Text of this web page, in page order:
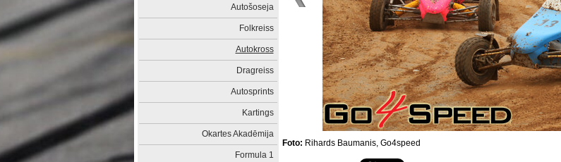
Autošoseja
Folkreiss
Autokross
Dragreiss
Autosprints
Kartings
Okartes Akadēmija
Formula 1
Foto: Rihards Baumanis, Go4speed